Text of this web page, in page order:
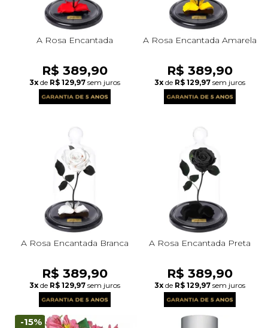
A Rosa Encantada
R$ 389,90
3x de R$ 129,97 sem juros
A Rosa Encantada Amarela
R$ 389,90
3x de R$ 129,97 sem juros
A Rosa Encantada Branca
R$ 389,90
3x de R$ 129,97 sem juros
A Rosa Encantada Preta
R$ 389,90
3x de R$ 129,97 sem juros
-15%